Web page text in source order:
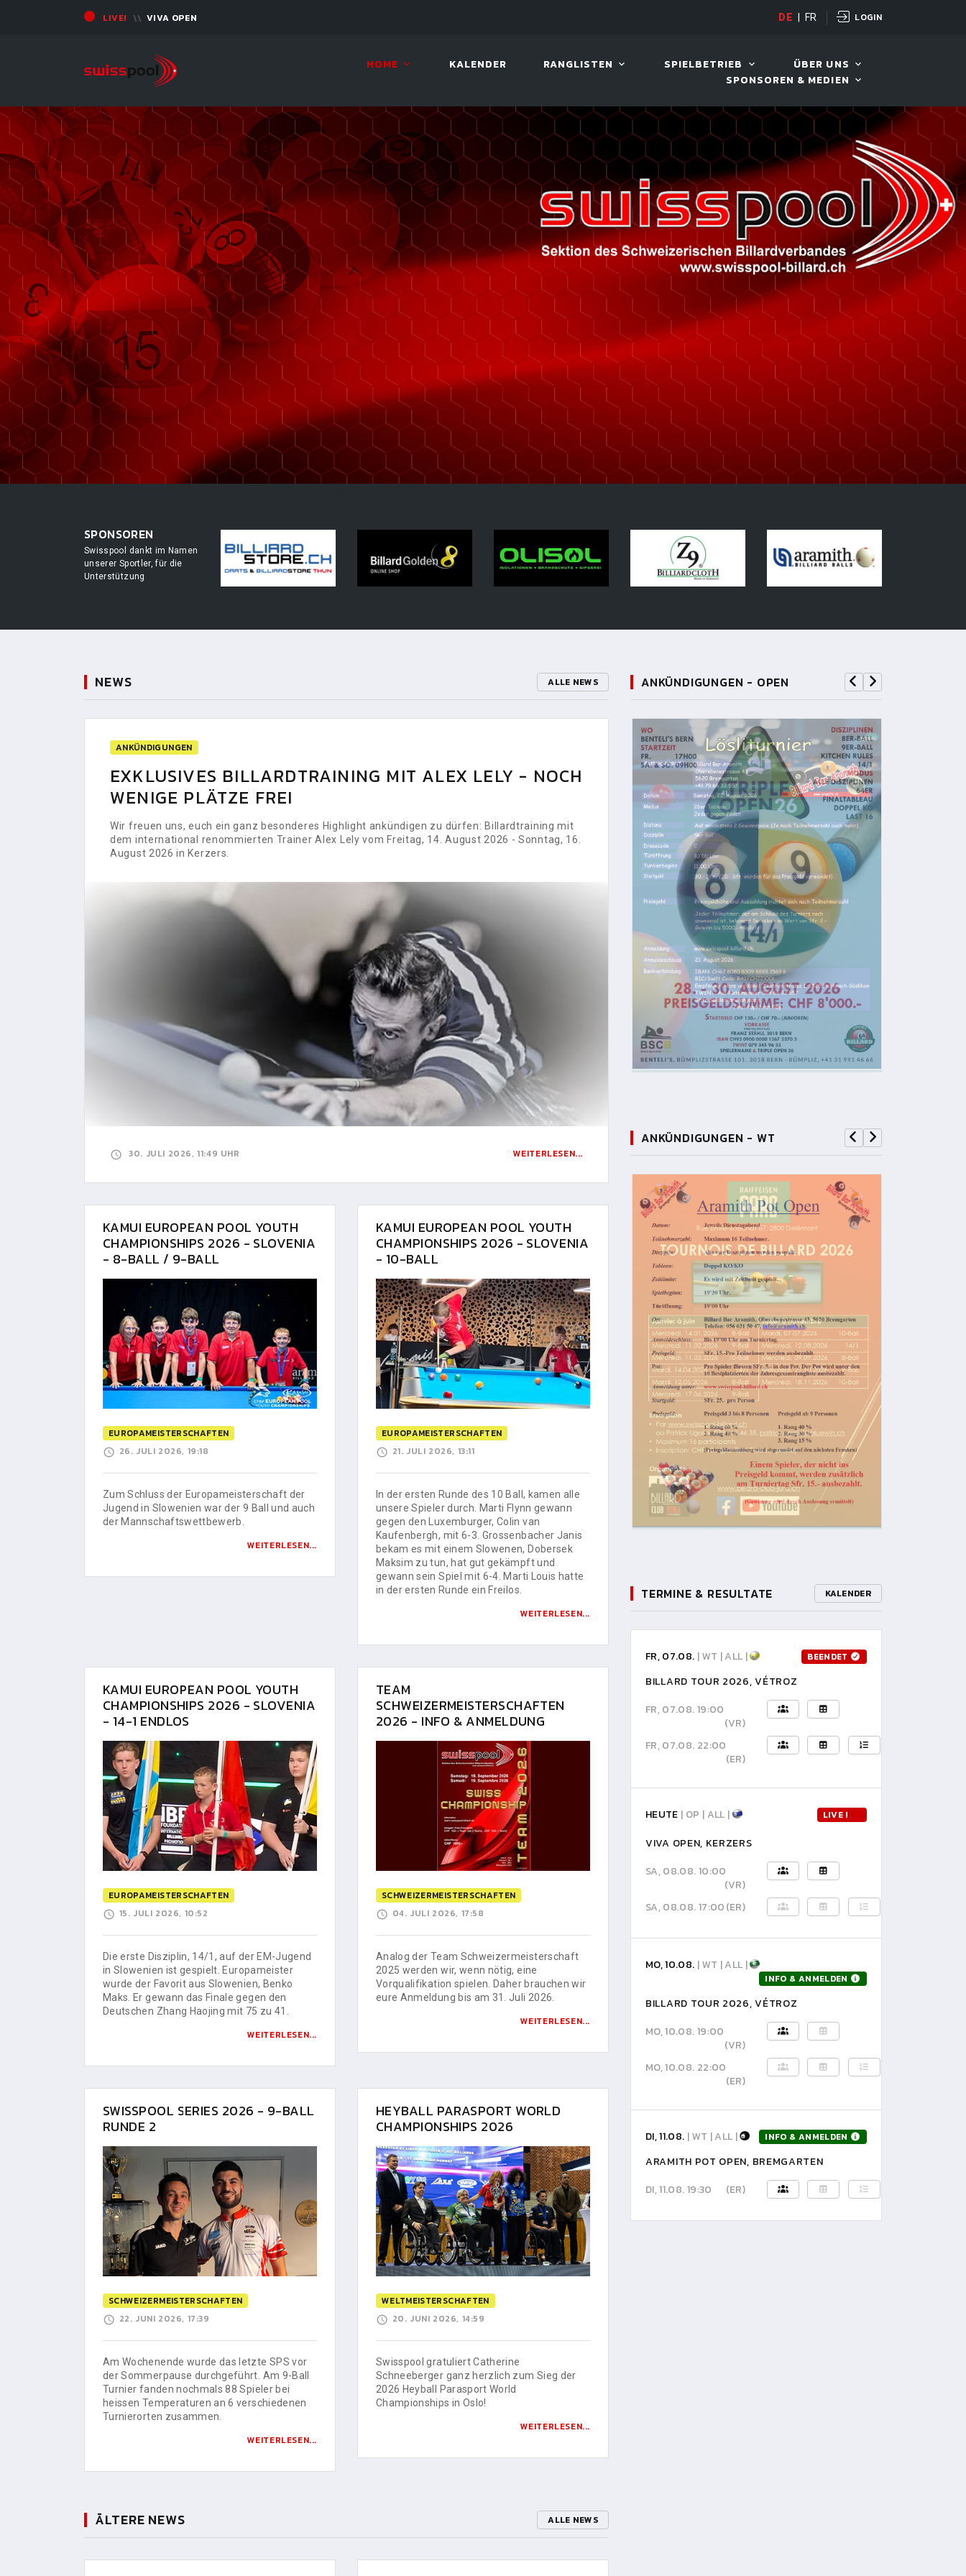
LIVE! VIVA OPEN LIVE! VIVA OPEN
DE FR LOGIN
HOME KALENDER RANGLISTEN SPIELBETRIEB
ÜBER UNS
SPONSOREN & MEDIEN
SPONSOREN
Swisspool dankt im Namen
unserer Sportler, für die
Unterstützung
NEWS ALLE NEWS
ANKÜNDIGUNGEN
EXKLUSIVES BILLARDTRAINING MIT ALEX LELY - NOCH
WENIGE PLÄTZE FREI
Wir freuen uns, euch ein ganz besonderes Highlight ankündigen zu dürfen: Billardtraining mit
dem international renommierten Trainer Alex Lely vom Freitag, 14. August 2026 - Sonntag, 16.
August 2026 in Kerzers.
30. JULI 2026, 11:49 UHR WEITERLESEN...
KAMUI EUROPEAN POOL YOUTH
CHAMPIONSHIPS 2026 - SLOVENIA
- 8-BALL / 9-BALL
EUROPAMEISTERSCHAFTEN
26. JULI 2026, 19:18
Zum Schluss der Europameisterschaft der
Jugend in Slowenien war der 9 Ball und auch
der Mannschaftswettbewerb.
WEITERLESEN...
KAMUI EUROPEAN POOL YOUTH
CHAMPIONSHIPS 2026 - SLOVENIA
- 10-BALL
EUROPAMEISTERSCHAFTEN
21. JULI 2026, 13:11
In der ersten Runde des 10 Ball, kamen alle
unsere Spieler durch. Marti Flynn gewann
gegen den Luxemburger, Colin van
Kaufenbergh, mit 6-3. Grossenbacher Janis
bekam es mit einem Slowenen, Dobersek
Maksim zu tun, hat gut gekämpft und
gewann sein Spiel mit 6-4. Marti Louis hatte
in der ersten Runde ein Freilos.
WEITERLESEN...
KAMUI EUROPEAN POOL YOUTH
CHAMPIONSHIPS 2026 - SLOVENIA
- 14-1 ENDLOS
EUROPAMEISTERSCHAFTEN
15. JULI 2026, 10:52
Die erste Disziplin, 14/1, auf der EM-Jugend
in Slowenien ist gespielt. Europameister
wurde der Favorit aus Slowenien, Benko
Maks. Er gewann das Finale gegen den
Deutschen Zhang Haojing mit 75 zu 41.
WEITERLESEN...
TEAM
SCHWEIZERMEISTERSCHAFTEN
2026 - INFO & ANMELDUNG
SCHWEIZERMEISTERSCHAFTEN
04. JULI 2026, 17:58
Analog der Team Schweizermeisterschaft
2025 werden wir, wenn nötig, eine
Vorqualifikation spielen. Daher brauchen wir
eure Anmeldung bis am 31. Juli 2026.
WEITERLESEN...
SWISSPOOL SERIES 2026 - 9-BALL
RUNDE 2
SCHWEIZERMEISTERSCHAFTEN
22. JUNI 2026, 17:39
Am Wochenende wurde das letzte SPS vor
der Sommerpause durchgeführt. Am 9-Ball
Turnier fanden nochmals 88 Spieler bei
heissen Temperaturen an 6 verschiedenen
Turnierorten zusammen.
WEITERLESEN...
HEYBALL PARASPORT WORLD
CHAMPIONSHIPS 2026
WELTMEISTERSCHAFTEN
20. JUNI 2026, 14:59
Swisspool gratuliert Catherine
Schneeberger ganz herzlich zum Sieg der
2026 Heyball Parasport World
Championships in Oslo!
WEITERLESEN...
ÄLTERE NEWS ALLE NEWS
ANKÜNDIGUNGEN - OPEN
ANKÜNDIGUNGEN - WT
TERMINE & RESULTATE KALENDER
FR, 07.08. | WT | ALL | BEENDET
BILLARD TOUR 2026, VÉTROZ
FR, 07.08. 19:00
(VR)
FR, 07.08. 22:00
(ER)
HEUTE | OP | ALL | LIVE !
VIVA OPEN, KERZERS
SA, 08.08. 10:00
(VR)
SA, 08.08. 17:00(ER)
MO, 10.08. | WT | ALL |
INFO & ANMELDEN
BILLARD TOUR 2026, VÉTROZ
MO, 10.08. 19:00
(VR)
MO, 10.08. 22:00
(ER)
DI, 11.08. | WT | ALL | INFO & ANMELDEN
ARAMITH POT OPEN, BREMGARTEN
DI, 11.08. 19:30
(ER)